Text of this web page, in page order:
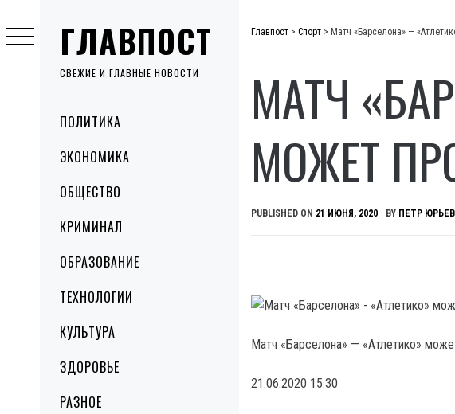
ГЛАВПОСТ
СВЕЖИЕ И ГЛАВНЫЕ НОВОСТИ
MenuПОЛИТИКА
ЭКОНОМИКА
ОБЩЕСТВО
КРИМИНАЛ
ОБРАЗОВАНИЕ
ТЕХНОЛОГИИ
КУЛЬТУРА
ЗДОРОВЬЕ
РАЗНОЕ
to
content
Главпост > Спорт > Матч «Барселона» —
МАТЧ
МОЖЕТ
PUBLISHED ON 21 ИЮНЯ, 2020 BY ПЕТР ЮРЬЕВ
Матч «Барселона» — «Атлетико»
21.06.2020 15:30